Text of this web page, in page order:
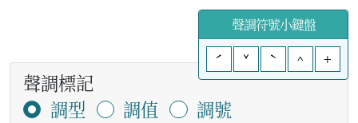
聲調符號小鍵盤
ˊ
ˇ ˋ ^ +
聲調標記
調型
調值
調號